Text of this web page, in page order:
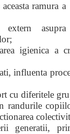
ramura a
asupra
igienica a
influenta
cu diferitele
randurile
generatii,